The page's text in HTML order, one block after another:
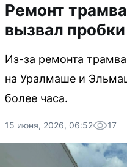
Ремонт
вызвал
Из-за ремонта
на Уралмаше и
более часа.
15 июня, 2026, 06:52 17